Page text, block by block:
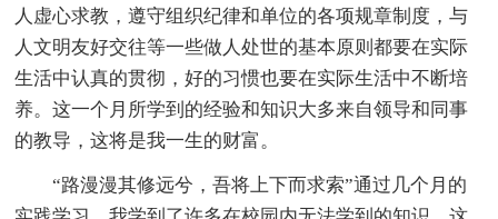
人虚心求教，遵守组织纪律和单位的各项规章制度，与
人文明友好交往等一些做人处世的基本原则都要在实际
生活中认真的贯彻，好的习惯也要在实际生活中不断培
养。这一个月所学到的经验和知识大多来自领导和同事
的教导，这将是我一生的财富。
“路漫漫其修远兮，吾将上下而求索”通过几个月的